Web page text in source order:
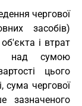
чергової
засобів)
і втрат
над сумою
цього
сума чергової
зазначеного